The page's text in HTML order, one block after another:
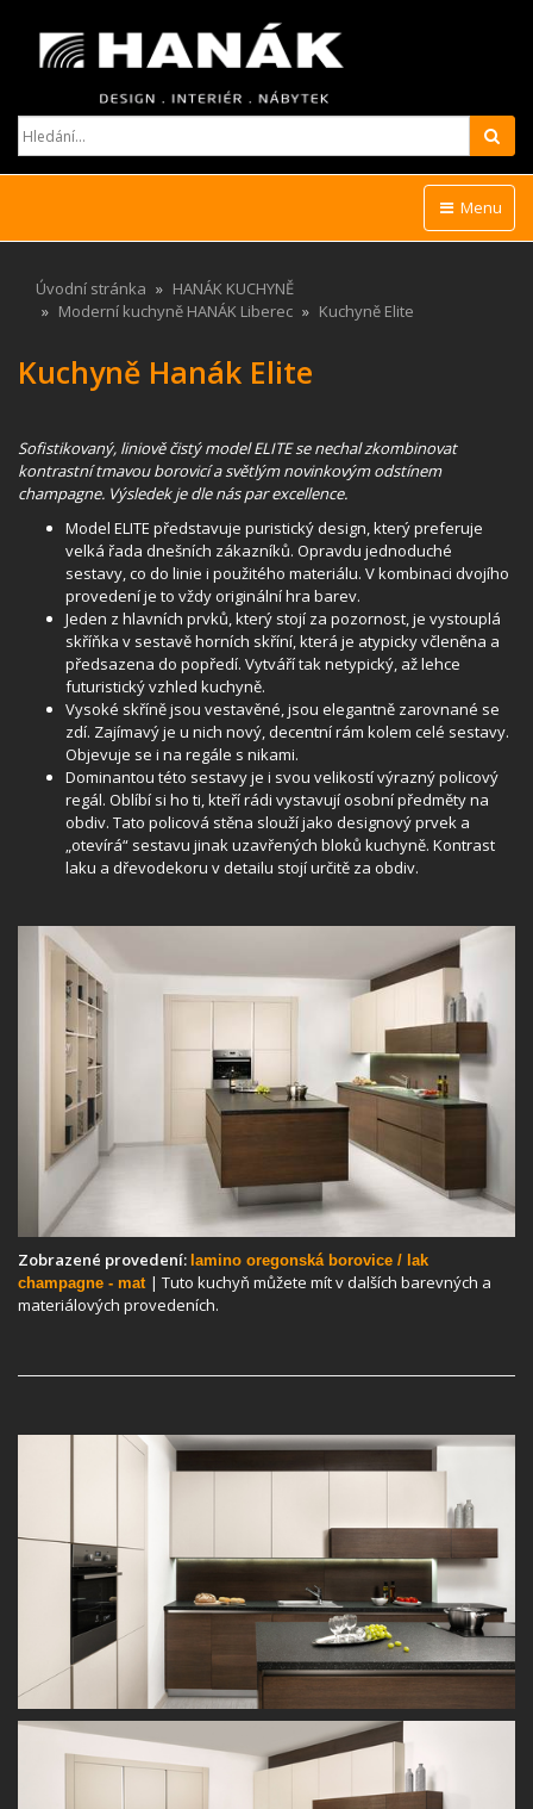
Menu
Úvodní stránka
HANÁK KUCHYNĚ
Moderní kuchyně HANÁK Liberec
Kuchyně Elite
Kuchyně Hanák Elite
Sofistikovaný, liniově čistý model ELITE se nechal zkombinovat
kontrastní tmavou borovicí a světlým novinkovým odstínem
champagne. Výsledek je dle nás par excellence.
Model ELITE představuje puristický design, který preferuje
velká řada dnešních zákazníků. Opravdu jednoduché
sestavy, co do linie i použitého materiálu. V kombinaci dvojího
provedení je to vždy originální hra barev.
Jeden z hlavních prvků, který stojí za pozornost, je vystouplá
skříňka v sestavě horních skříní, která je atypicky včleněna a
předsazena do popředí. Vytváří tak netypický, až lehce
futuristický vzhled kuchyně.
Vysoké skříně jsou vestavěné, jsou elegantně zarovnané se
zdí. Zajímavý je u nich nový, decentní rám kolem celé sestavy.
Objevuje se i na regále s nikami.
Dominantou této sestavy je i svou velikostí výrazný policový
regál. Oblíbí si ho ti, kteří rádi vystavují osobní předměty na
obdiv. Tato policová stěna slouží jako designový prvek a
„otevírá“ sestavu jinak uzavřených bloků kuchyně. Kontrast
laku a dřevodekoru v detailu stojí určitě za obdiv.
Zobrazené provedení: lamino oregonská borovice / lak
champagne - mat | Tuto kuchyň můžete mít v dalších barevných a
materiálových provedeních.